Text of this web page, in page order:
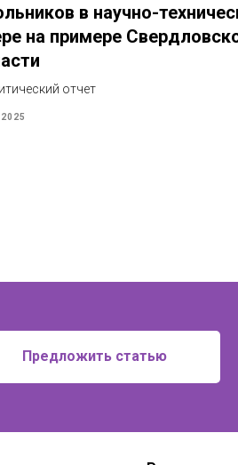
в научно-
на примере
отчет
Предложить статью